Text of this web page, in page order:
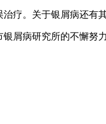
疗。关于银屑病还有
屑病研究所的不懈努